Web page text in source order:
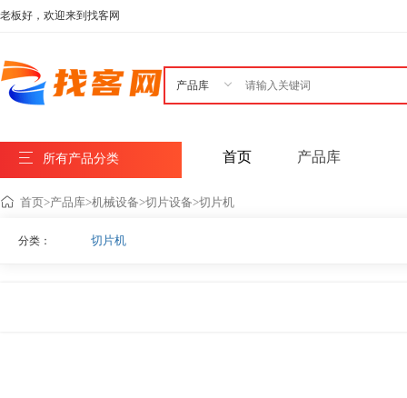
老板好，欢迎来到找客网
 所有产品分类 首页 产品库
首页>产品库>机械设备>切片设备>切片机
分类： 切片机